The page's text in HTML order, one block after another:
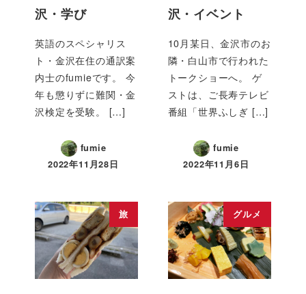
沢・学び
英語のスペシャリス
ト・金沢在住の通訳案
内士のfumieです。 今
年も懲りずに難関・金
沢検定を受験。 […]
fumie
2022年11月28日
沢・イベント
10月某日、金沢市のお
隣・白山市で行われた
トークショーへ。 ゲ
ストは、ご長寿テレビ
番組「世界ふしぎ […]
fumie
2022年11月6日
旅 グルメ